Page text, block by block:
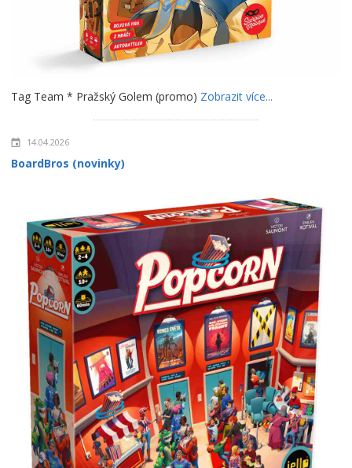
Tag Team * Pražský Golem (promo) Zobrazit více...
14.04.2026
BoardBros (novinky)